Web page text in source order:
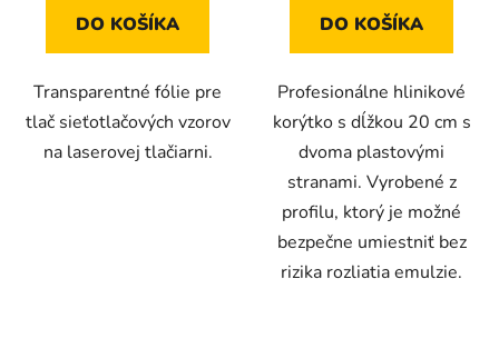
DO KOŠÍKA
Transparentné fólie pre
tlač sieťotlačových vzorov
na laserovej tlačiarni.
z
DO KOŠÍKA
Profesionálne hlinikové
korýtko s dĺžkou 20 cm s
dvoma plastovými
stranami. Vyrobené z
profilu, ktorý je možné
bezpečne umiestniť bez
rizika rozliatia emulzie.